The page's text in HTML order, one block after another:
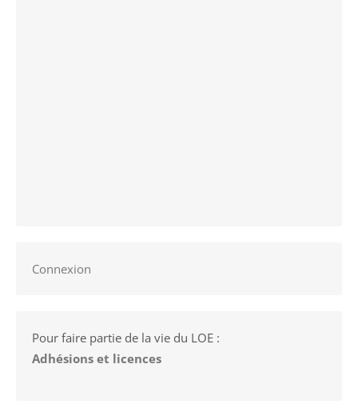
Connexion
Pour faire partie de la vie du LOE :
Adhésions et licences